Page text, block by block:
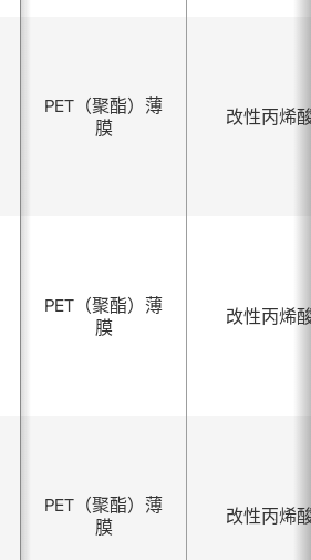
PET（聚酯）薄
膜
改性丙烯
PET（聚酯）薄
膜
改性丙烯
PET（聚酯）薄
膜
改性丙烯